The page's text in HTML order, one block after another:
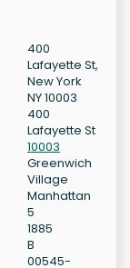
400
Lafayette St,
New York
NY 10003
400
Lafayette St
10003
Greenwich
Village
Manhattan
5
1885
B
00545-